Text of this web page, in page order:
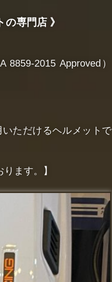
専門店 》
8859-2015 Approved）
ただけるヘルメットで
ます。】